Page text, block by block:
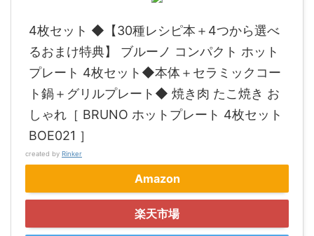
4枚セット ◆【30種レシピ本＋4つから選べ
るおまけ特典】 ブルーノ コンパクト ホット
プレート 4枚セット◆本体＋セラミックコー
ト鍋＋グリルプレート◆ 焼き肉 たこ焼き お
しゃれ［ BRUNO ホットプレート 4枚セット
BOE021 ］
created by Rinker
Amazon
楽天市場